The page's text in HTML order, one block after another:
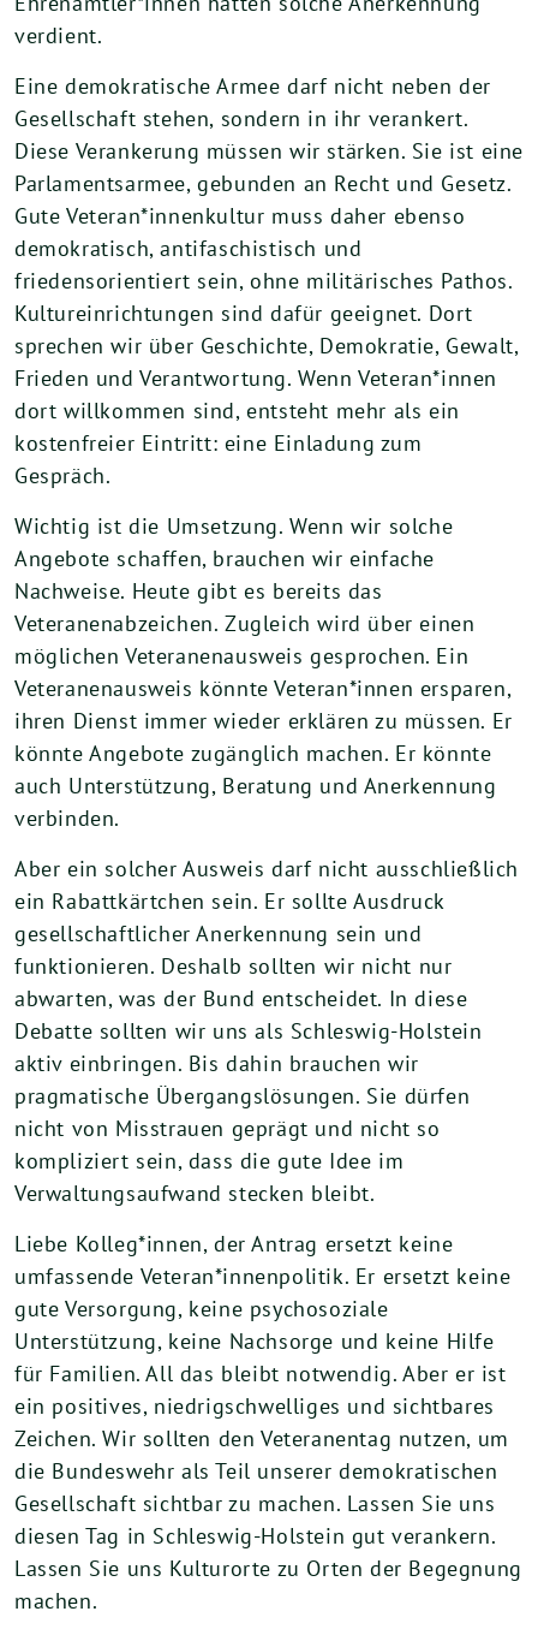
verdient.
Eine demokratische Armee darf nicht neben der
Gesellschaft stehen, sondern in ihr verankert.
Diese Verankerung müssen wir stärken. Sie ist eine
Parlamentsarmee, gebunden an Recht und Gesetz.
Gute Veteran*innenkultur muss daher ebenso
demokratisch, antifaschistisch und
friedensorientiert sein, ohne militärisches Pathos.
Kultureinrichtungen sind dafür geeignet. Dort
sprechen wir über Geschichte, Demokratie, Gewalt,
Frieden und Verantwortung. Wenn Veteran*innen
dort willkommen sind, entsteht mehr als ein
kostenfreier Eintritt: eine Einladung zum
Gespräch.
Wichtig ist die Umsetzung. Wenn wir solche
Angebote schaffen, brauchen wir einfache
Nachweise. Heute gibt es bereits das
Veteranenabzeichen. Zugleich wird über einen
möglichen Veteranenausweis gesprochen. Ein
Veteranenausweis könnte Veteran*innen ersparen,
ihren Dienst immer wieder erklären zu müssen. Er
könnte Angebote zugänglich machen. Er könnte
auch Unterstützung, Beratung und Anerkennung
verbinden.
Aber ein solcher Ausweis darf nicht ausschließlich
ein Rabattkärtchen sein. Er sollte Ausdruck
gesellschaftlicher Anerkennung sein und
funktionieren. Deshalb sollten wir nicht nur
abwarten, was der Bund entscheidet. In diese
Debatte sollten wir uns als Schleswig-Holstein
aktiv einbringen. Bis dahin brauchen wir
pragmatische Übergangslösungen. Sie dürfen
nicht von Misstrauen geprägt und nicht so
kompliziert sein, dass die gute Idee im
Verwaltungsaufwand stecken bleibt.
Liebe Kolleg*innen, der Antrag ersetzt keine
umfassende Veteran*innenpolitik. Er ersetzt keine
gute Versorgung, keine psychosoziale
Unterstützung, keine Nachsorge und keine Hilfe
für Familien. All das bleibt notwendig. Aber er ist
ein positives, niedrigschwelliges und sichtbares
Zeichen. Wir sollten den Veteranentag nutzen, um
die Bundeswehr als Teil unserer demokratischen
Gesellschaft sichtbar zu machen. Lassen Sie uns
diesen Tag in Schleswig-Holstein gut verankern.
Lassen Sie uns Kulturorte zu Orten der Begegnung
machen.